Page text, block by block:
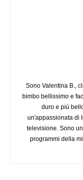
Sono Valentina B.,
bimbo bellissimo e
duro e più
un'appassionata di
televisione. Sono
programmi della